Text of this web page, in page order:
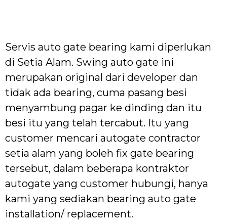
Servis auto gate bearing kami diperlukan
di Setia Alam. Swing auto gate ini
merupakan original dari developer dan
tidak ada bearing, cuma pasang besi
menyambung pagar ke dinding dan itu
besi itu yang telah tercabut. Itu yang
customer mencari autogate contractor
setia alam yang boleh fix gate bearing
tersebut, dalam beberapa kontraktor
autogate yang customer hubungi, hanya
kami yang sediakan bearing auto gate
installation/ replacement.